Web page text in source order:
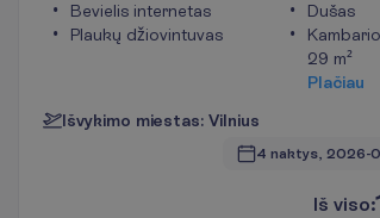
Bevielis internetas
Plaukų džiovintuvas
Dušas
29 m²
Plačiau
Išvykimo miestas: Vilnius
4 naktys, 2026-
Iš viso: